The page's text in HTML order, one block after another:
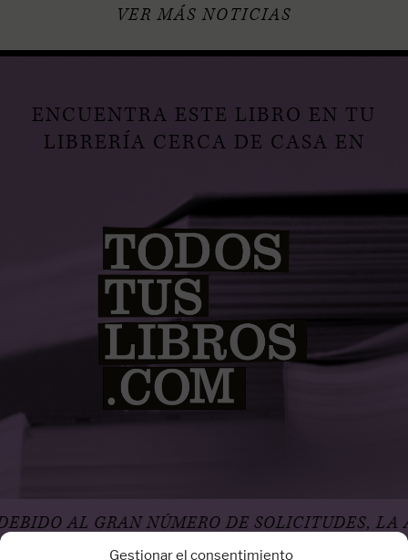
Gestionar el consentimiento
VER MÁS NOTICIAS
ENCUENTRA ESTE LIBRO EN TU
LIBRERÍA CERCA DE CASA EN
NÚMERO DE SOLICITUDES, LA AGENCIA